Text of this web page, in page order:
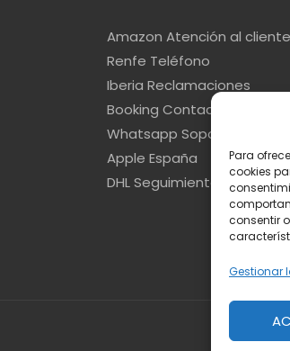
Para
cookies
consentir
Gestionar
Amazon Atención al cliente
Renfe Teléfono
Iberia Reclamaciones
Booking Contacto
Whatsapp Soporte
Apple España
DHL Seguimiento